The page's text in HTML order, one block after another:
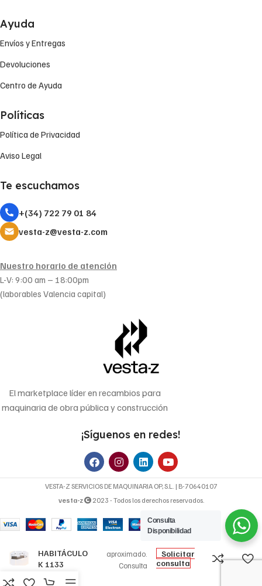
Ayuda
Envíos y Entregas
Devoluciones
Centro de Ayuda
Políticas
Política de Privacidad
Aviso Legal
Te escuchamos
+(34) 722 79 01 84
vesta-z@vesta-z.com
Nuestro horario de atención
L-V: 9:00 am – 18:00pm
(laborables Valencia capital)
El marketplace líder en recambios para
maquinaria de obra pública y construcción
¡Síguenos en redes!
VESTA-Z SERVICIOS DE MAQUINARIA OP, S.L. | B-70640107
vesta-z
2023 - Todos los derechos reservados.
HABITÁCULO
K 1133
15,72 €
aproximado.
Consulta
Solicitar
consulta
Consulta
Disponibilidad